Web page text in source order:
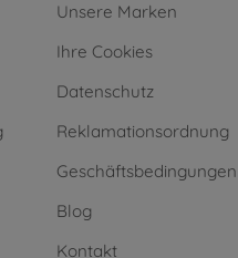
Unsere Marken
Ihre Cookies
Datenschutz
Reklamationsordnung
Geschäftsbedingungen
Blog
Kontakt